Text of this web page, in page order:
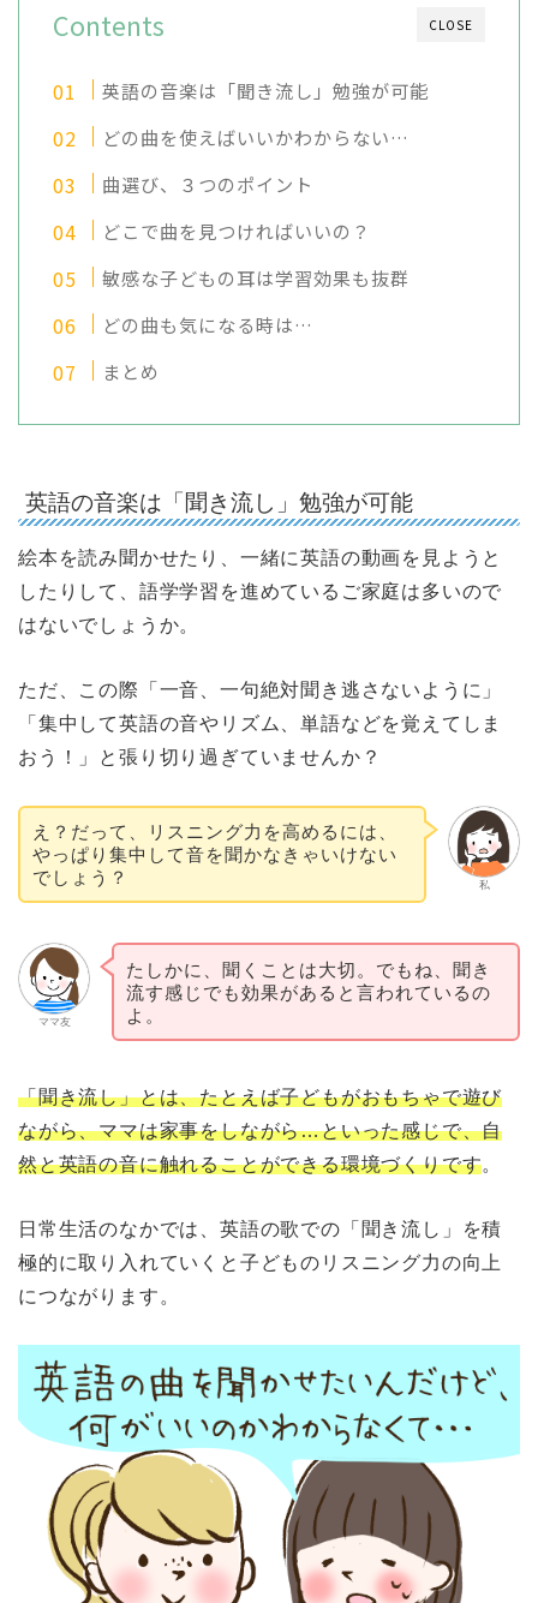
CLOSE
Contents
英語の音楽は「聞き流し」勉強が可能
どの曲を使えばいいかわからない…
曲選び、３つのポイント
どこで曲を見つければいいの？
敏感な子どもの耳は学習効果も抜群
どの曲も気になる時は…
まとめ
英語の音楽は「聞き流し」勉強が可能
絵本を読み聞かせたり、一緒に英語の動画を見ようと
したりして、語学学習を進めているご家庭は多いので
はないでしょうか。
ただ、この際「一音、一句絶対聞き逃さないように」
「集中して英語の音やリズム、単語などを覚えてしま
おう！」と張り切り過ぎていませんか？
私
え？だって、リスニング力を高めるには、
やっぱり集中して音を聞かなきゃいけない
でしょう？
ママ友
たしかに、聞くことは大切。でもね、聞き
流す感じでも効果があると言われているの
よ。
「聞き流し」とは、たとえば子どもがおもちゃで遊び
ながら、ママは家事をしながら…といった感じで、自
然と英語の音に触れることができる環境づくりです。
日常生活のなかでは、英語の歌での「聞き流し」を積
極的に取り入れていくと子どものリスニング力の向上
につながります。